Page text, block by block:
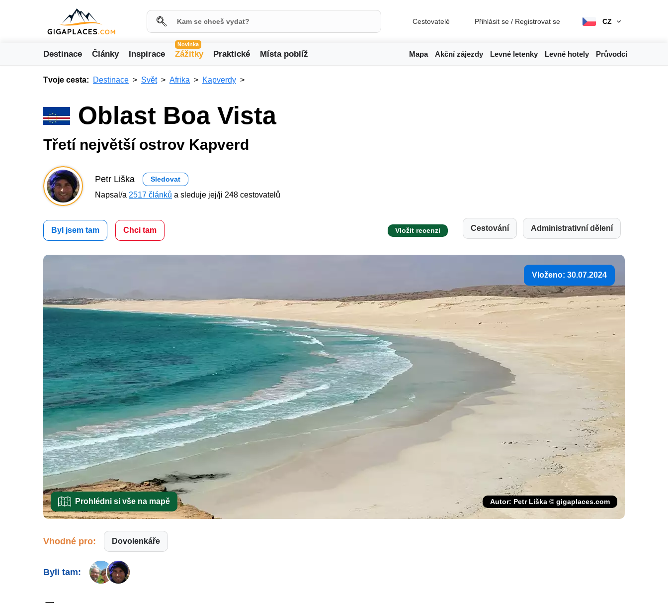
Cestovatelé Přihlásit se / Registrovat se CZ
Destinace Články Inspirace
Novinka
Zážitky Praktické Místa poblíž Mapa Akční zájezdy Levné letenky Levné hotely Průvodci
Tvoje cesta: Destinace Svět Afrika Kapverdy
Oblast Boa Vista
Třetí největší ostrov Kapverd
Petr Liška Sledovat
Napsal/a 2517 článků a sleduje jej/ji 248 cestovatelů
Byl jsem tam Chci tam Vložit recenzi Cestování Administrativní dělení
Vloženo: 30.07.2024
Prohlédni si vše na mapě Autor: Petr Liška © gigaplaces.com
Vhodné pro: Dovolenkáře
Byli tam: